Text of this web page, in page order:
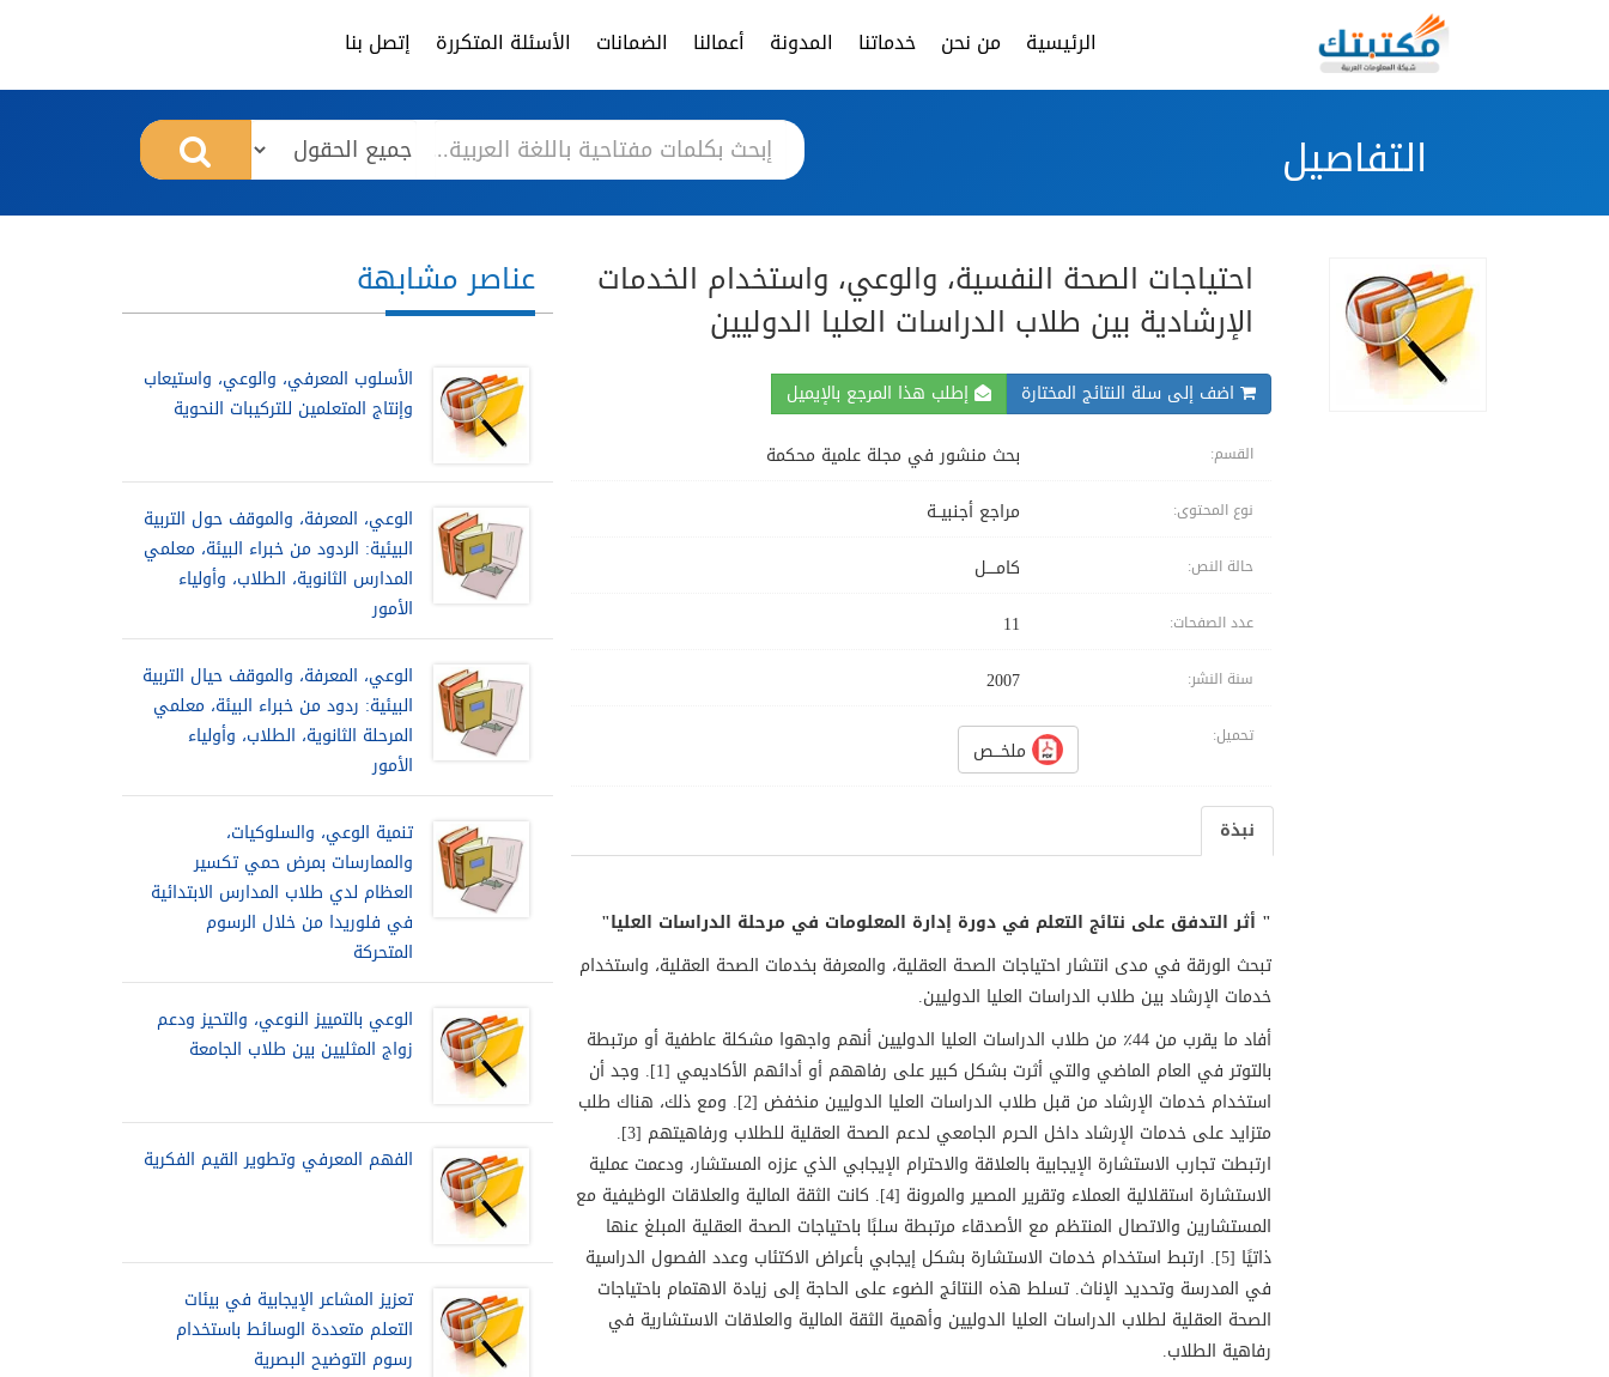
الرئيسية من نحن خدماتنا المدونة أعمالنا الضمانات الأسئلة المتكررة إتصل بنا
التفاصيل
احتياجات الصحة النفسية، والوعي، واستخدام الخدمات
الإرشادية بين طلاب الدراسات العليا الدوليين
اضف إلى سلة النتائج المختارة إطلب هذا المرجع بالإيميل
القسم: بحث منشور في مجلة علمية محكمة
نوع المحتوى: مراجع أجنبيــة
حالة النص: كامــــل
عدد الصفحات: 11
سنة النشر: 2007
تحميل:
ملخـــص
نبذة
" أثر التدفق على نتائج التعلم في دورة إدارة المعلومات في مرحلة الدراسات العليا"
تبحث الورقة في مدى انتشار احتياجات الصحة العقلية، والمعرفة بخدمات الصحة العقلية، واستخدام
خدمات الإرشاد بين طلاب الدراسات العليا الدوليين.
أفاد ما يقرب من 44٪ من طلاب الدراسات العليا الدوليين أنهم واجهوا مشكلة عاطفية أو مرتبطة
بالتوتر في العام الماضي والتي أثرت بشكل كبير على رفاههم أو أدائهم الأكاديمي [1]. وجد أن
استخدام خدمات الإرشاد من قبل طلاب الدراسات العليا الدوليين منخفض [2]. ومع ذلك، هناك طلب
متزايد على خدمات الإرشاد داخل الحرم الجامعي لدعم الصحة العقلية للطلاب ورفاهيتهم [3].
ارتبطت تجارب الاستشارة الإيجابية بالعلاقة والاحترام الإيجابي الذي عززه المستشار، ودعمت عملية
الاستشارة استقلالية العملاء وتقرير المصير والمرونة [4]. كانت الثقة المالية والعلاقات الوظيفية مع
المستشارين والاتصال المنتظم مع الأصدقاء مرتبطة سلبًا باحتياجات الصحة العقلية المبلغ عنها
ذاتيًا [5]. ارتبط استخدام خدمات الاستشارة بشكل إيجابي بأعراض الاكتئاب وعدد الفصول الدراسية
في المدرسة وتحديد الإناث. تسلط هذه النتائج الضوء على الحاجة إلى زيادة الاهتمام باحتياجات
الصحة العقلية لطلاب الدراسات العليا الدوليين وأهمية الثقة المالية والعلاقات الاستشارية في
رفاهية الطلاب.
عناصر مشابهة
الأسلوب المعرفي، والوعي، واستيعاب
وإنتاج المتعلمين للتركيبات النحوية
الوعي، المعرفة، والموقف حول التربية
البيئية: الردود من خبراء البيئة، معلمي
المدارس الثانوية، الطلاب، وأولياء
الأمور
الوعي، المعرفة، والموقف حيال التربية
البيئية: ردود من خبراء البيئة، معلمي
المرحلة الثانوية، الطلاب، وأولياء
الأمور
تنمية الوعي، والسلوكيات،
والممارسات بمرض حمي تكسير
العظام لدي طلاب المدارس الابتدائية
في فلوريدا من خلال الرسوم
المتحركة
الوعي بالتمييز النوعي، والتحيز ودعم
زواج المثليين بين طلاب الجامعة
الفهم المعرفي وتطوير القيم الفكرية
تعزيز المشاعر الإيجابية في بيئات
التعلم متعددة الوسائط باستخدام
رسوم التوضيح البصرية